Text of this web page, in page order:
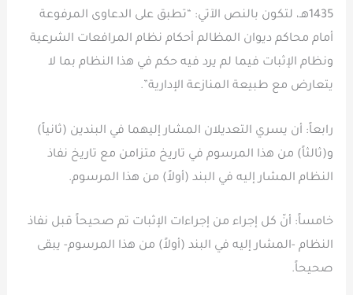
1435هـ، لتكون بالنص الآتي: “تطبق على الدعاوى المرفوعة
أمام محاكم ديوان المظالم أحكام نظام المرافعات الشرعية
ونظام الإثبات فيما لم يرد فيه حكم في هذا النظام بما لا
يتعارض مع طبيعة المنازعة الإدارية”.
رابعاً: أن يسري التعديلان المشار إليهما في البندين (ثانياً)
و(ثالثاً) من هذا المرسوم في تاريخ متزامن مع تاريخ نفاذ
النظام المشار إليه في البند (أولاً) من هذا المرسوم.
خامساً: أنّ كل إجراء من إجراءات الإثبات تم صحيحاً قبل نفاذ
النظام -المشار إليه في البند (أولاً) من هذا المرسوم- يبقى
صحيحاً.